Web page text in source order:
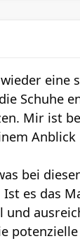
eine
Schuhe
Mir ist
bei
es das